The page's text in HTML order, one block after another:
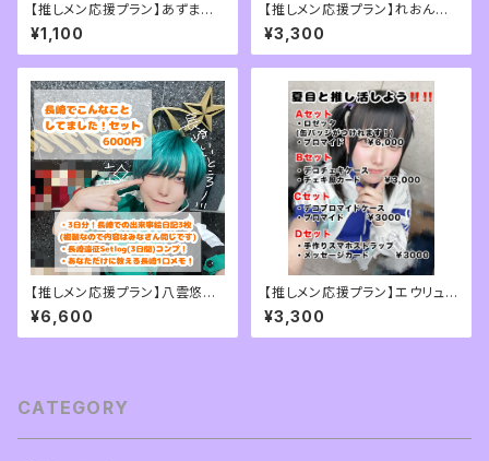
【推しメン応援プラン】あずまこ
はね7月推し活セット
¥1,100
【推しメン応援プラン】れおん＆
りお推し活セット
¥3,300
【推しメン応援プラン】八雲悠長
崎推し活セット
¥6,600
【推しメン応援プラン】エウリュア
レ・ルミナス・夏目推し活セット
¥3,300
CATEGORY